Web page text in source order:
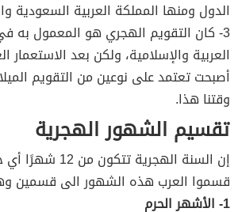
الدول ومنها المملكة العربية السعودية
3- كان التقويم الهجري هو المعمول به
العربية والإسلامية، ولكن بعد الاستعمار
أصبحت تعتمد على نوعين من التقويم
وقتنا هذا.
تقسيم الشهور الهجرية
قسموا العرب هذه الشهور الى قسمين
1- الأشهر الحرم